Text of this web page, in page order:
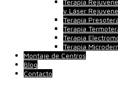
Terapia
y Láser
Terapia
Terapia
Terapia
Terapia
Montaje de Centros
Blog
Contacto